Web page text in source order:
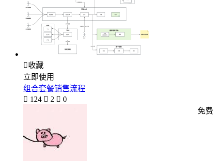
收藏
立即使用
组合套餐销售流程
 124  2  0
免费